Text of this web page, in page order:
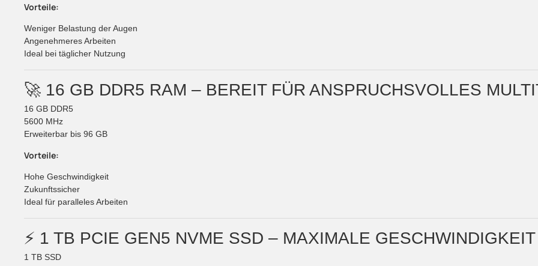
Vorteile:
Weniger Belastung der Augen
Angenehmeres Arbeiten
Ideal bei täglicher Nutzung
🚀 16 GB DDR5 RAM – BEREIT FÜR ANSPRUCHSVOLLES
16 GB DDR5
5600 MHz
Erweiterbar bis 96 GB
Vorteile:
Hohe Geschwindigkeit
Zukunftssicher
Ideal für paralleles Arbeiten
⚡ 1 TB PCIE GEN5 NVME SSD – MAXIMALE GESCHWINDIGKEIT
1 TB SSD